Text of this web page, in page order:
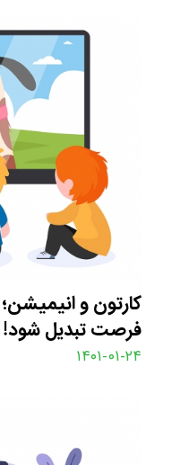
کارتون و
فرصت تبدیل شود!
۱۴۰۱-۰۱-۲۴